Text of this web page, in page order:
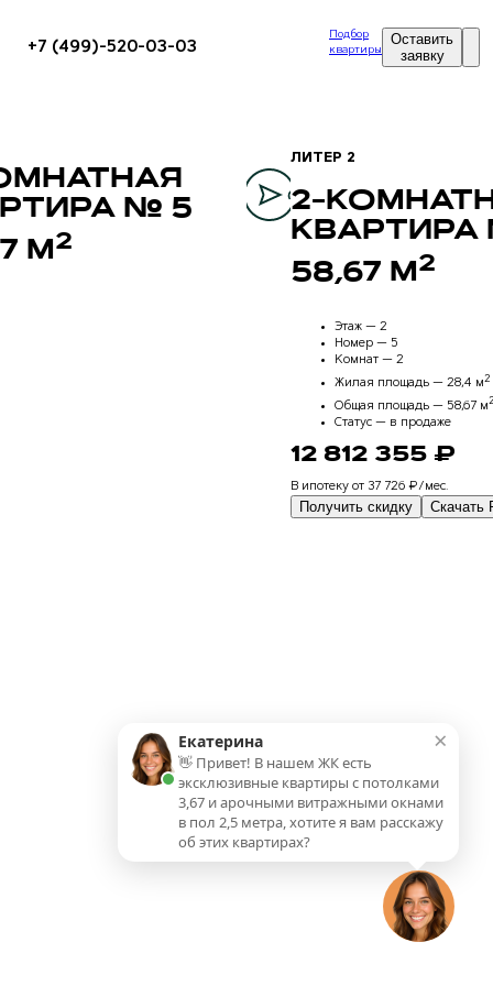
+7 (499)-520-03-03
Подбор
квартиры
Оставить
заявку
№ 5
М2
ЛИТЕР 2
2-
КВАРТИРА
58,67 М2
Этаж — 2
Номер — 5
Комнат — 2
Жилая площадь — 28,4 м2
Общая площадь — 58,67 м
Статус — в продаже
12 812 355 ₽
В ипотеку от 37 726 ₽/мес.
Получить скидку Скачать
×
Екатерина
👋 Привет! В нашем ЖК есть
эксклюзивные квартиры с потолками
3,67 и арочными витражными окнами
в пол 2,5 метра, хотите я вам расскажу
об этих квартирах?